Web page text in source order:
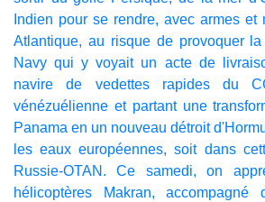
Indien pour se rendre, avec armes et
Atlantique, au risque de provoquer
Navy qui y voyait un acte de
navire de vedettes rapides du
vénézuélienne et partant une
Panama en un nouveau détroit
les eaux européennes, soit dans
Russie-OTAN. Ce samedi, on
hélicoptères Makran,